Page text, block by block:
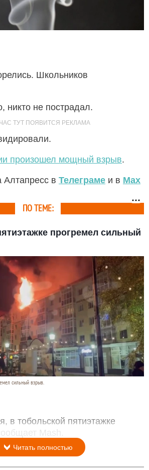
Школьников
никто не пострадал.
произошел мощный взрыв.
в Телеграме и в Max
ПО ТЕМЕ:
прогремел сильный
сильный взрыв.
в тобольской пятиэтажке
Mash.
Читать полностью